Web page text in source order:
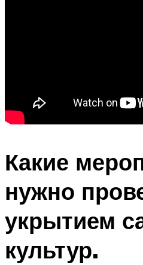
Какие
нужно
укрытием
культур.